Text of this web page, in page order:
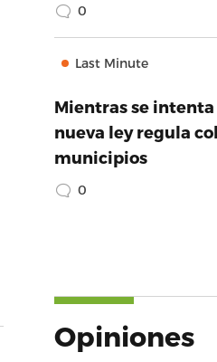
0
Last Minute
Mientras se intenta
nueva ley regula
municipios
0
Opiniones